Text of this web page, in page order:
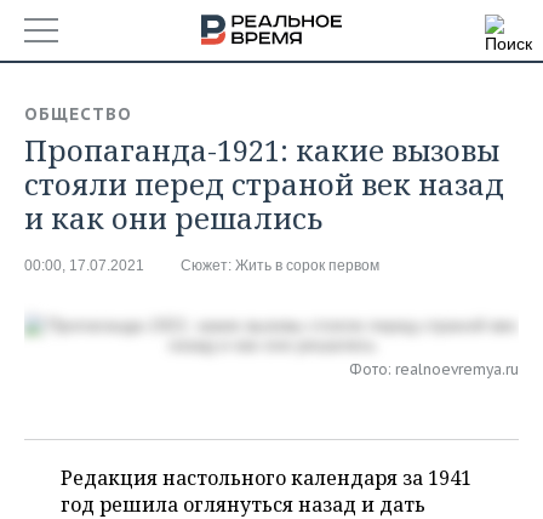
БАШКОРТОСТАН
ТАТАРСТАН
УДМУРТИЯ
НОВОСТИ
АНАЛИТИКА
НОВОСТИ АНАЛИТИКИ
ДЕКЛАРАЦИИ О ДОХОДАХ
КОМУ ПРИНАДЛЕЖАТ
ТОРГОВЫЕ ЦЕНТРЫ
ТАТАРСТАНА
ЭКОНОМИКА
НОВОСТИ ЭКОНОМИКИ
БЮДЖЕТ
ПРОМЫШЛЕННОСТЬ
АГРОПРОМ
МАШИНОСТРОЕНИЕ
НОВОСТИ АВТО
БИЗНЕС
ОБЩЕСТВО
Пропаганда-1921: какие вызовы
стояли перед страной век назад
и как они решались
00:00, 17.07.2021 Сюжет: Жить в сорок первом
Фото: realnoevremya.ru
Редакция настольного календаря за 1941
год решила оглянуться назад и дать